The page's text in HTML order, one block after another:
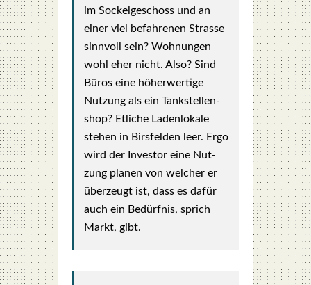
im Sockel­ge­schoss und an
einer viel befah­re­nen Stras­se
sinn­voll sein? Woh­nun­gen
wohl eher nicht. Also? Sind
Büros eine höher­wer­ti­ge
Nut­zung als ein Tank­stel­len­
shop? Etli­che Laden­lo­ka­le
ste­hen in Birs­fel­den leer. Ergo
wird der Inves­tor eine Nut­
zung pla­nen von wel­cher er
über­zeugt ist, dass es dafür
auch ein Bedürf­nis, sprich
Markt, gibt.